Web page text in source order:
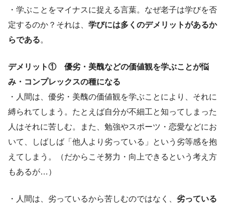
・学ぶことをマイナスに捉える言葉。なぜ老子は学びを否
定するのか？それは、 学びには多くのデメリットがあるか
らである。
デメリット① 優劣・美醜などの価値観を学ぶことが悩
み・コンプレックスの種になる
・人間は、優劣・美醜の価値観を学ぶことにより、それに
縛られてしまう。たとえば自分が不細工と知ってしまった
人はそれに苦しむ。また、勉強やスポーツ・恋愛などにお
いて、しばしば「他人より劣っている」という劣等感を抱
えてしまう。（だからこそ努力・向上できるという考え方
もあるが…）
・人間は、劣っているから苦しむのではなく、 劣っている